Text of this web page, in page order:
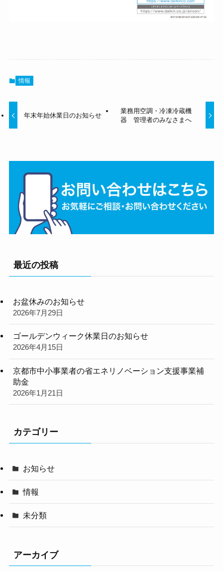
情報
年末年始休業日のお知らせ
業務用空調・冷凍冷蔵機
器 管理者のみなさまへ
最近の投稿
お盆休みのお知らせ
2026年7月29日
ゴールデンウィーク休業日のお知らせ
2026年4月15日
京都市中小事業者の省エネリノベーション支援事業補
助金
2026年1月21日
カテゴリー
お知らせ
情報
未分類
アーカイブ